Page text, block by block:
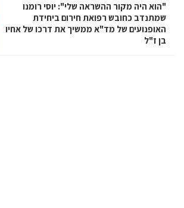
"הוא היה מקור ההשראה שלי": יוסי רומנו
שמתנדב כחובש רפואת חירום ביחידת
האופנועים של מד"א ממשיך את דרכו של אחיו
בן ז"ל